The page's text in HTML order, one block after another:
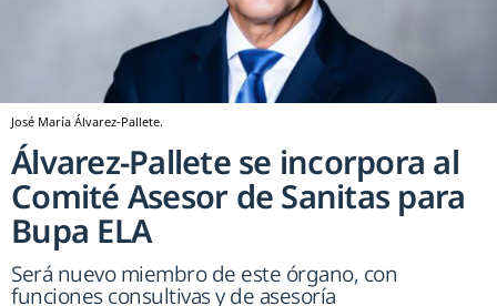
José María Álvarez-Pallete.
Álvarez-Pallete se incorpora al
Comité Asesor de Sanitas para
Bupa ELA
Será nuevo miembro de este órgano, con
funciones consultivas y de asesoría